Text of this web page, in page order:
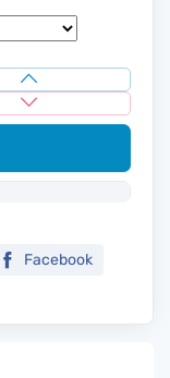
Facebook